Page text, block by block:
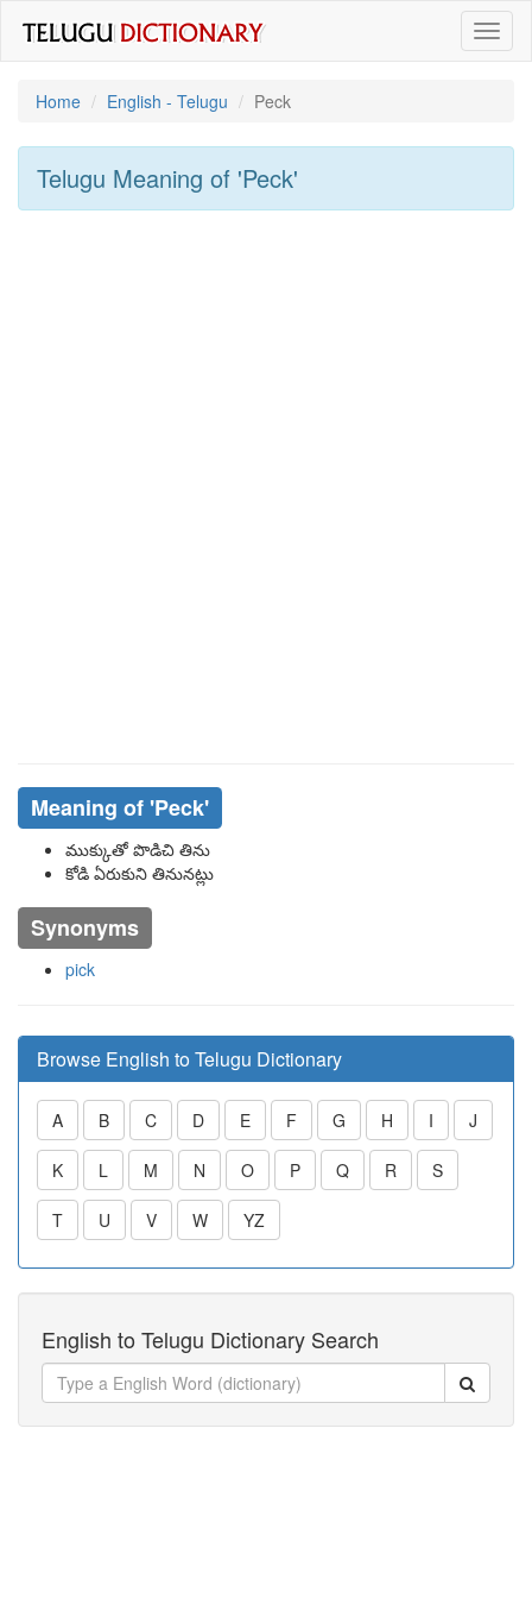
Home
English - Telugu Peck
Telugu Meaning of 'peck'
Meaning of 'peck'
ముక్కుతో పొడిచి తిను
కోడి ఏరుకుని తినునట్లు
Synonyms
pick
Browse English to Telugu Dictionary
A B C D E F G H I J
K L M N O P Q R S
T U V W YZ
English to Telugu Dictionary Search